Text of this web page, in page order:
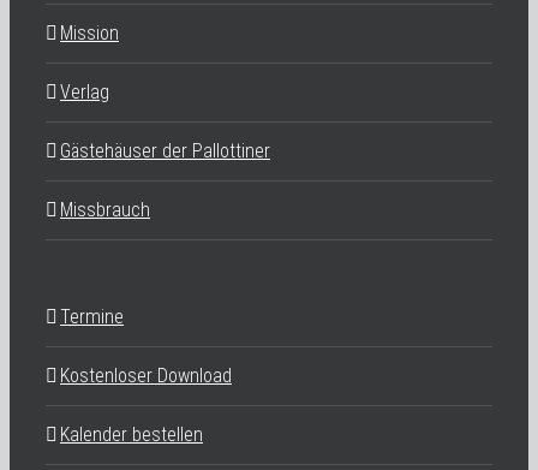
Mission
Verlag
Gästehäuser der Pallottiner
Missbrauch
Termine
Kostenloser Download
Kalender bestellen